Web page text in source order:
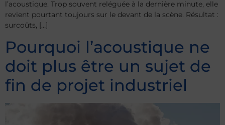
l’acoustique. Trop souvent reléguée à la dernière minute, elle
revient pourtant toujours sur le devant de la scène. Résultat :
surcoûts, […]
Pourquoi l’acoustique ne
doit plus être un sujet de
fin de projet industriel